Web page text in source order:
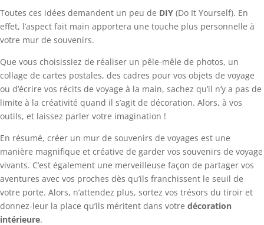
Toutes ces idées demandent un peu de DIY (Do It Yourself). En
effet, l’aspect fait main apportera une touche plus personnelle à
votre mur de souvenirs.
Que vous choisissiez de réaliser un pêle-mêle de photos, un
collage de cartes postales, des cadres pour vos objets de voyage
ou d’écrire vos récits de voyage à la main, sachez qu’il n’y a pas de
limite à la créativité quand il s’agit de décoration. Alors, à vos
outils, et laissez parler votre imagination !
En résumé, créer un mur de souvenirs de voyages est une
manière magnifique et créative de garder vos souvenirs de voyage
vivants. C’est également une merveilleuse façon de partager vos
aventures avec vos proches dès qu’ils franchissent le seuil de
votre porte. Alors, n’attendez plus, sortez vos trésors du tiroir et
donnez-leur la place qu’ils méritent dans votre décoration
intérieure.